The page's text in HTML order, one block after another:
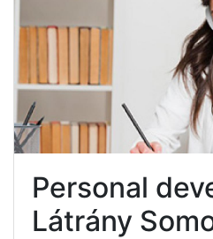
Personal
Látrány